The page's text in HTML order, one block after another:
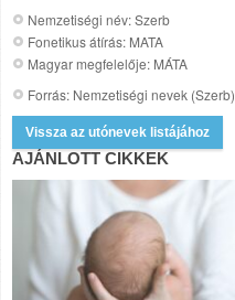
Nemzetiségi név: Szerb
Fonetikus átírás: MATA
Magyar megfelelője: MÁTA
Forrás: Nemzetiségi nevek (Szerb)
Vissza az utónevek listájához
AJÁNLOTT CIKKEK